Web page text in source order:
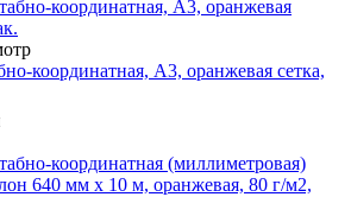
координатная, А3, оранжевая сетка,